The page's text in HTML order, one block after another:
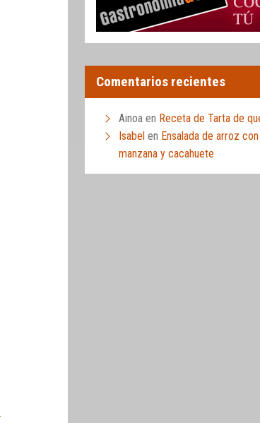
Comentarios recientes
Ainoa en Receta de Tarta de
Isabel en Ensalada de arroz
manzana y cacahuete